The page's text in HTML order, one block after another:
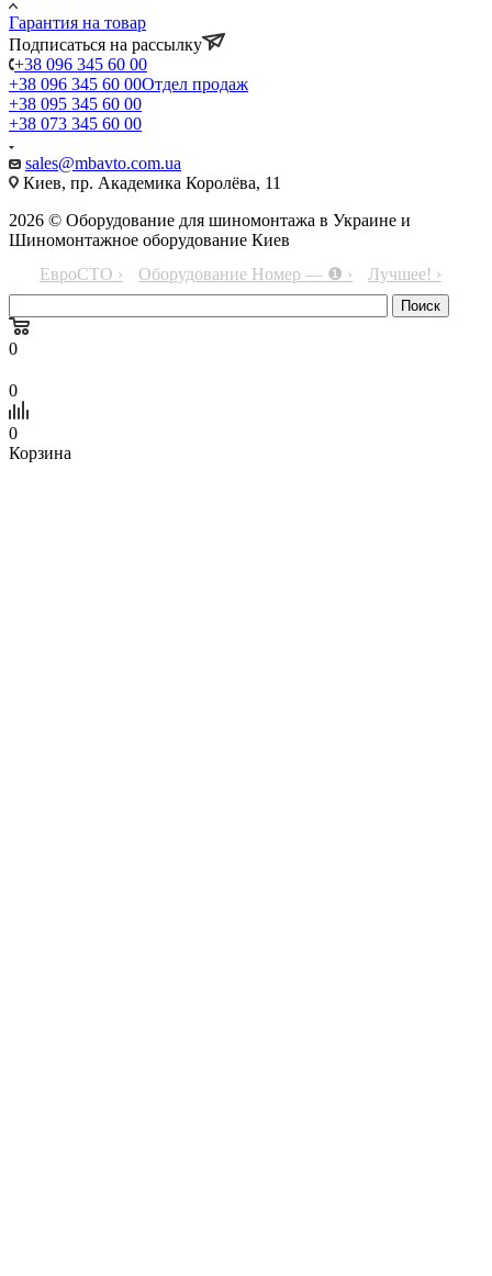
Гарантия на товар
Подписаться на рассылку
+38 096 345 60 00
+38 096 345 60 00Отдел продаж
+38 095 345 60 00
+38 073 345 60 00
sales@mbavto.com.ua
Киев, пр. Академика Королёва, 11
2026 © Оборудование для шиномонтажа в Украине и
Шиномонтажное оборудование Киев
ЕвроСТО ›
Оборудование Номер — ❶ › Лучшее! ›
0
0
0
Корзина